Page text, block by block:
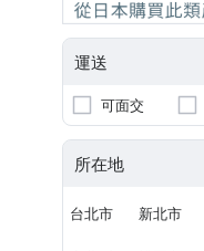
運送
可面交
所在地
台北市 新北市